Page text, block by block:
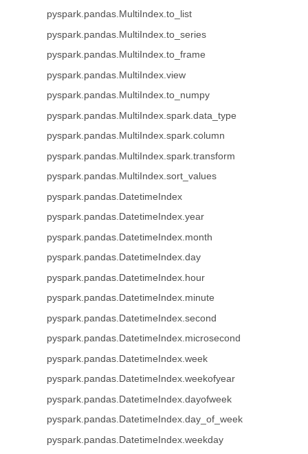
pyspark.pandas.MultiIndex.to_list
pyspark.pandas.MultiIndex.to_series
pyspark.pandas.MultiIndex.to_frame
pyspark.pandas.MultiIndex.view
pyspark.pandas.MultiIndex.to_numpy
pyspark.pandas.MultiIndex.spark.data_type
pyspark.pandas.MultiIndex.spark.column
pyspark.pandas.MultiIndex.spark.transform
pyspark.pandas.MultiIndex.sort_values
pyspark.pandas.DatetimeIndex
pyspark.pandas.DatetimeIndex.year
pyspark.pandas.DatetimeIndex.month
pyspark.pandas.DatetimeIndex.day
pyspark.pandas.DatetimeIndex.hour
pyspark.pandas.DatetimeIndex.minute
pyspark.pandas.DatetimeIndex.second
pyspark.pandas.DatetimeIndex.microsecond
pyspark.pandas.DatetimeIndex.week
pyspark.pandas.DatetimeIndex.weekofyear
pyspark.pandas.DatetimeIndex.dayofweek
pyspark.pandas.DatetimeIndex.day_of_week
pyspark.pandas.DatetimeIndex.weekday